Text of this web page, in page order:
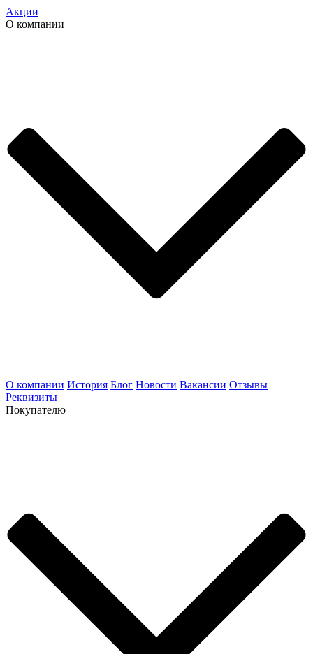
Акции
О компании
О компании История Блог Новости Вакансии Отзывы
Реквизиты
Покупателю